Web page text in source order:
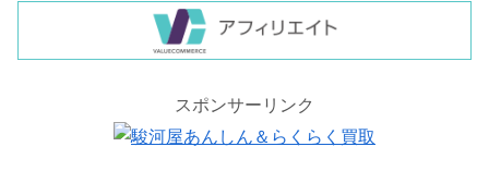
スポンサーリンク